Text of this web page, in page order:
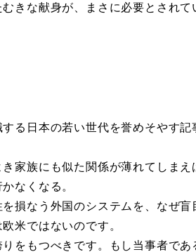
きな献身が、まさに必要とされて
る日本の若い世代を誉めそやす記
家族にも似た関係が薄れてしまえ
なくなる。
損なう外国のシステムを、なぜ盲
米ではないのです。
をもつべきです。もし当事者であ